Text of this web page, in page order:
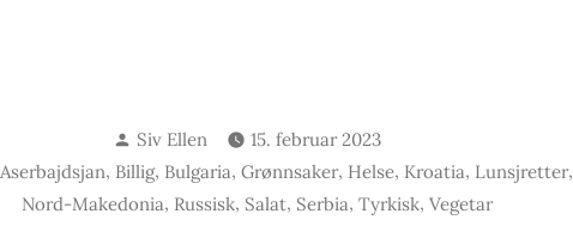
Skrevet
av
Siv Ellen
15. februar 2023
Aserbajdsjan, Billig, Bulgaria, Grønnsaker, Helse, Kroatia, Lunsjretter,
Nord-Makedonia, Russisk, Salat, Serbia, Tyrkisk, Vegetar